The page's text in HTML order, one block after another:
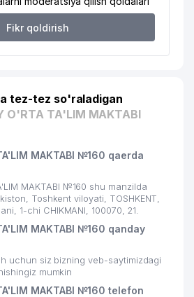
457 м
AKSIYADORLIK
YAKKASAROY FILIALI
MChJ 469 м
ГОРОДСКОЕ
BIRLASHMASI
515 м
MChJ 515 м
531 м
MChJ 537 м
Fikr qoldirish
tez-tez so'raladigan
O'RTA TA'LIM MAKTABI
MAKTABI №160 qaerda
MAKTABI №160 shu manzilda
Toshkent viloyati, TOSHKENT,
1-chi CHIKMANI, 100070, 21.
MAKTABI №160 qanday
uchun siz bizning veb-saytimizdagi
mumkin
MAKTABI №160 telefon